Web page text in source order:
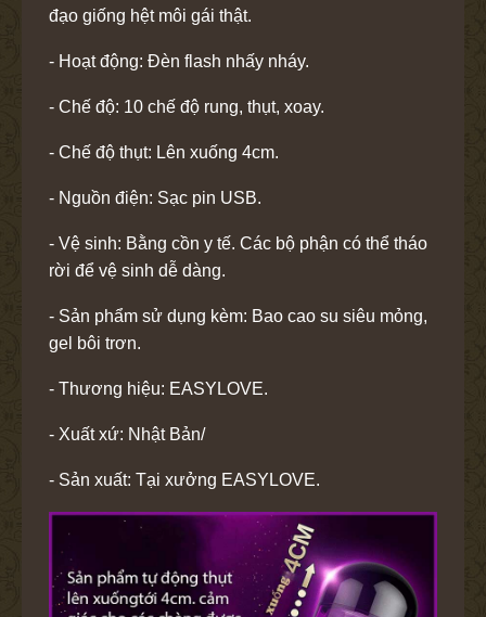
đạo giống hệt môi gái thật.
- Hoạt động: Đèn flash nhấy nháy.
- Chế độ: 10 chế độ rung, thụt, xoay.
- Chế độ thụt: Lên xuống 4cm.
- Nguồn điện: Sạc pin USB.
- Vệ sinh: Bằng cồn y tế. Các bộ phận có thể tháo
rời để vệ sinh dễ dàng.
- Sản phẩm sử dụng kèm: Bao cao su siêu mỏng,
gel bôi trơn.
- Thương hiệu: EASYLOVE.
- Xuất xứ: Nhật Bản/
- Sản xuất: Tại xưởng EASYLOVE.